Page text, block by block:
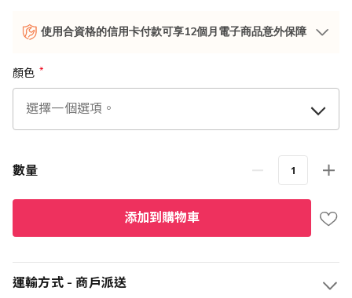
使用合資格的信用卡付款可享12個月電子商品意外保障
顏色
數量
添加到購物車
運輸方式 - 商戶派送